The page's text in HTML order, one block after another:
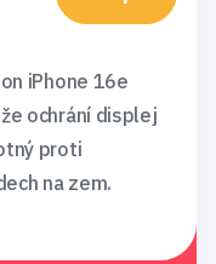
iPhone 16e
ochrání displej
proti
na zem.